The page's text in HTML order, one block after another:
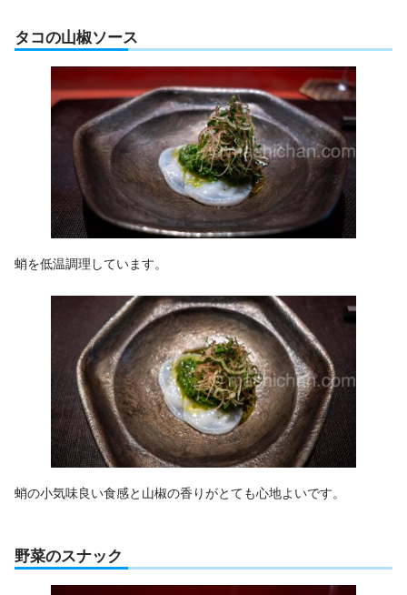
タコの山椒ソース
蛸を低温調理しています。
蛸の小気味良い食感と山椒の香りがとても心地よいです。
野菜のスナック